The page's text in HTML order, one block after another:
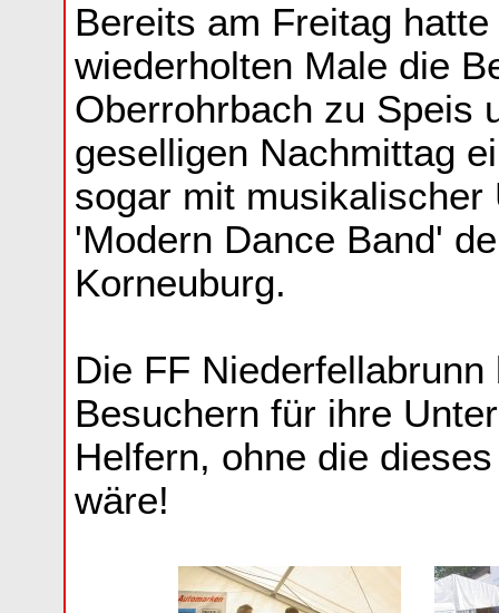
Bereits am Freitag
wiederholten Male die
Oberrohrbach zu Speis
geselligen Nachmittag
sogar mit
'Modern Dance Band'
Korneuburg.
Die FF
Besuchern für ihre
Helfern, ohne die
wäre!